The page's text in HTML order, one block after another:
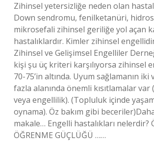
Zihinsel yetersizliğe neden olan
Down sendromu, fenilketanüri,
mikrosefali zihinsel geriliğe yol açan
hastalıklardır. Kimler zihinsel
Zihinsel ve Gelişimsel Engelliler
kişi şu üç kriteri karşılıyorsa zihinsel
70-75’in altında. Uyum sağlamanın iki
fazla alanında önemli kısıtlamalar
veya engellilik). (Topluluk içinde
oynama). Öz bakım gibi
makale… Engelli hastalıkları nelerdir?
ÖĞRENME GÜÇLÜĞÜ ……